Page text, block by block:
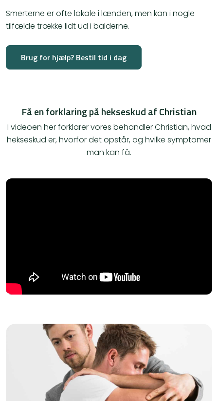
Smerterne er ofte lokale i lænden, men kan i nogle
tilfælde trække lidt ud i balderne.
Brug for hjælp? Bestil tid i dag
Få en forklaring på hekseskud af Christian
I videoen her forklarer vores behandler Christian, hvad
hekseskud er, hvorfor det opstår, og hvilke symptomer
man kan få.